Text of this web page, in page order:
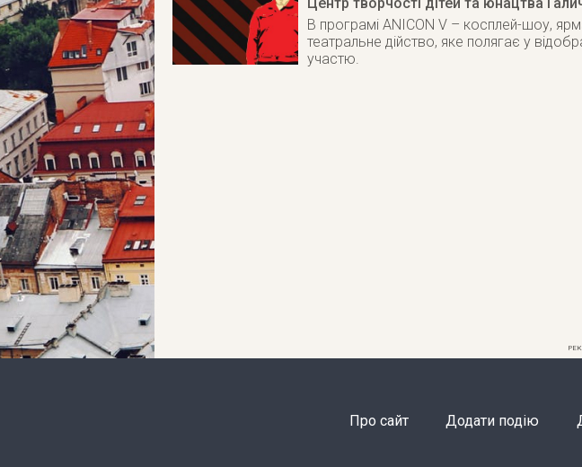
В програмі ANICON V – косплей-шоу,
театральне дійство, яке полягає у
участю.
Про сайт Додати подію